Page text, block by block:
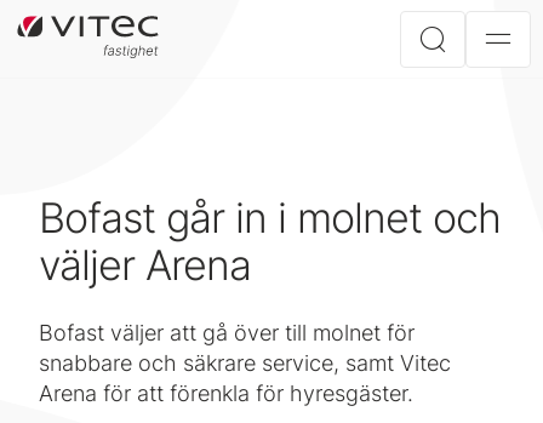
Bofast går in i molnet och
väljer Arena
Bofast väljer att gå över till molnet för
snabbare och säkrare service, samt Vitec
Arena för att förenkla för hyresgäster.